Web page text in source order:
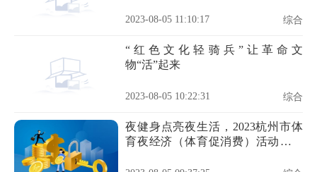
2023-08-05 11:10:17 综合
“红色文化轻骑兵”让革命文
物“活”起来
2023-08-05 10:22:31 综合
夜健身点亮夜生活，2023杭州市体
育夜经济（体育促消费）活动正式